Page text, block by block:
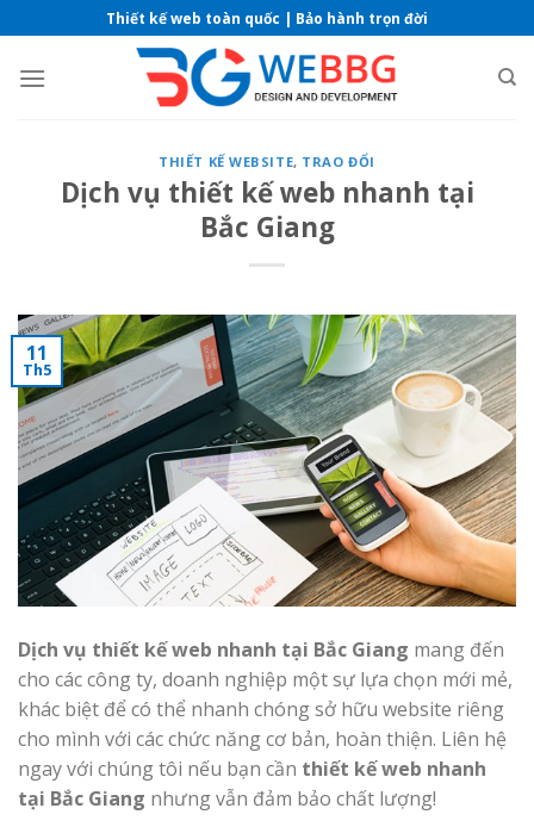
to
content
Thiết kế web toàn quốc | Bảo hành trọn đời
THIẾT KẾ WEBSITE, TRAO ĐỔI
Dịch vụ thiết kế web nhanh tại
Bắc Giang
11
Th5
Dịch vụ thiết kế web nhanh tại Bắc Giang mang đến
cho các công ty, doanh nghiệp một sự lựa chọn mới mẻ,
khác biệt để có thể nhanh chóng sở hữu website riêng
cho mình với các chức năng cơ bản, hoàn thiện. Liên hệ
ngay với chúng tôi nếu bạn cần thiết kế web nhanh
tại Bắc Giang nhưng vẫn đảm bảo chất lượng!